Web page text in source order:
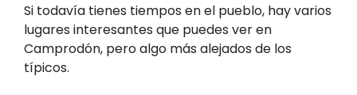
Si todavía tienes tiempos en el pueblo, hay varios
lugares interesantes que puedes ver en
Camprodón, pero algo más alejados de los
típicos.